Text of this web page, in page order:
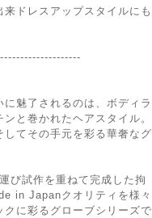
ドレスアップスタイルにも
魅了されるのは、ボディラ
と巻かれたヘアスタイル。
てその手元を彩る華奢なグ
び試作を重ねて完成した拘
in Japanクオリティを様々
に彩るグローブシリーズで